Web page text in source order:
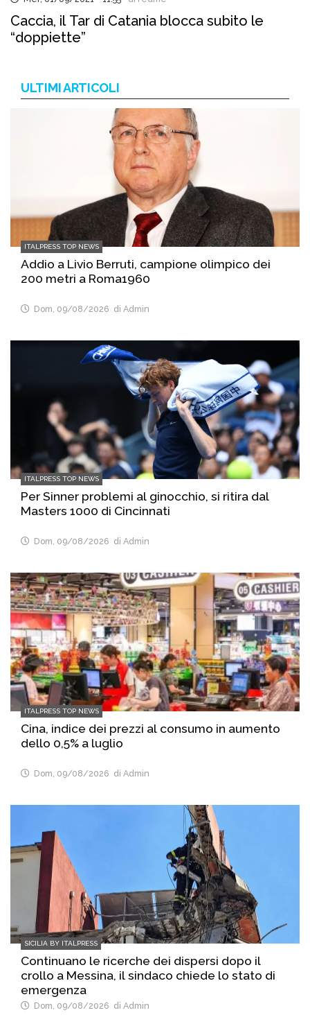
Caccia, il Tar di Catania blocca subito le
“doppiette”
ULTIMI ARTICOLI
ITALPRESS TOP NEWS
Addio a Livio Berruti, campione olimpico dei
200 metri a Roma1960
Dom, 09/08/2026 di Admin
ITALPRESS TOP NEWS
Per Sinner problemi al ginocchio, si ritira dal
Masters 1000 di Cincinnati
Dom, 09/08/2026 di Admin
ITALPRESS TOP NEWS
Cina, indice dei prezzi al consumo in aumento
dello 0,5% a luglio
Dom, 09/08/2026 di Admin
SICILIA BY ITALPRESS
Continuano le ricerche dei dispersi dopo il
crollo a Messina, il sindaco chiede lo stato di
emergenza
Dom, 09/08/2026 di Admin